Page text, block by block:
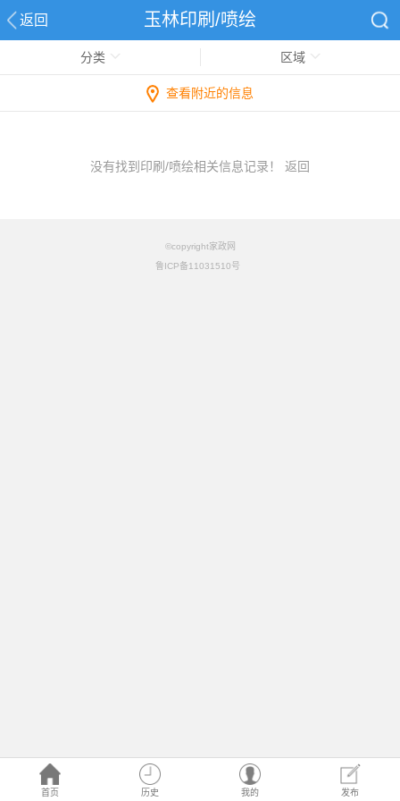
返回 玉林印刷/喷绘
首页 历史 我的 发布
分类 区域
查看附近的信息
没有找到印刷/喷绘相关信息记录！ 返回
©copyright家政网
鲁ICP备11031510号